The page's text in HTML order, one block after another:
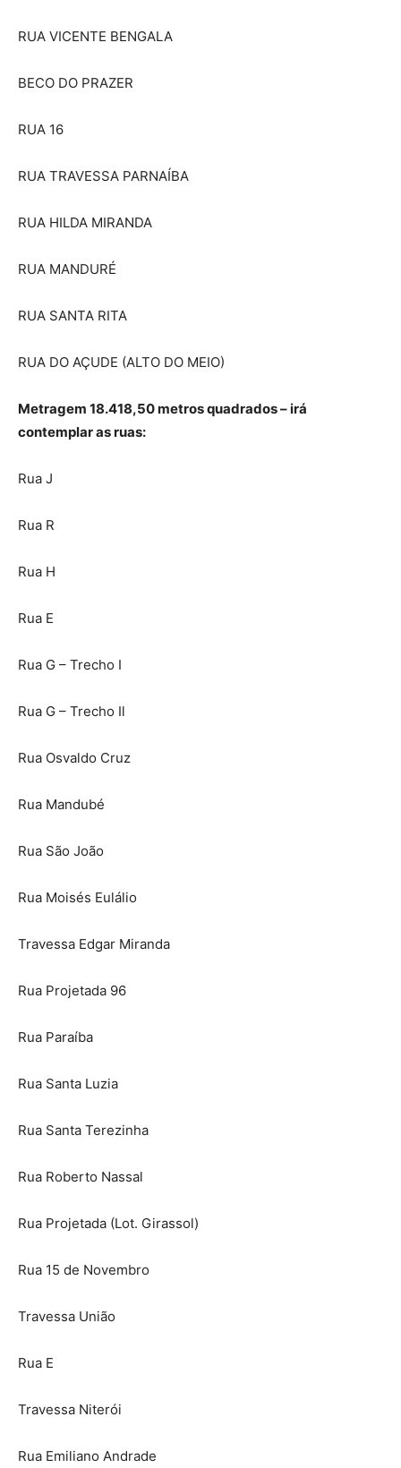
RUA VICENTE BENGALA
BECO DO PRAZER
RUA 16
RUA TRAVESSA PARNAÍBA
RUA HILDA MIRANDA
RUA MANDURÉ
RUA SANTA RITA
RUA DO AÇUDE (ALTO DO MEIO)
Metragem 18.418,50 metros quadrados – irá
contemplar as ruas:
Rua J
Rua R
Rua H
Rua E
Rua G – Trecho I
Rua G – Trecho Il
Rua Osvaldo Cruz
Rua Mandubé
Rua São João
Rua Moisés Eulálio
Travessa Edgar Miranda
Rua Projetada 96
Rua Paraíba
Rua Santa Luzia
Rua Santa Terezinha
Rua Roberto Nassal
Rua Projetada (Lot. Girassol)
Rua 15 de Novembro
Travessa União
Rua E
Travessa Niterói
Rua Emiliano Andrade